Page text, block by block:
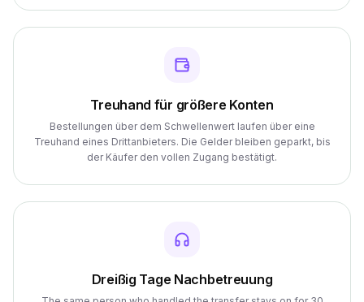
Treuhand für größere Konten
Bestellungen über dem Schwellenwert laufen über eine
Treuhand eines Drittanbieters. Die Gelder bleiben geparkt, bis
der Käufer den vollen Zugang bestätigt.
Dreißig Tage Nachbetreuung